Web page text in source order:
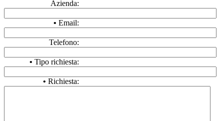
Azienda:
• Email:
Telefono:
• Tipo richiesta:
• Richiesta: